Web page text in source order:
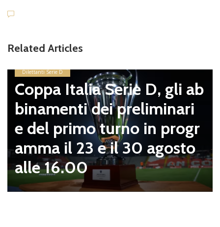
Related Articles
Dilettanti Serie D
Coppa Italia Serie D, gli ab
binamenti dei preliminari
e del primo turno in progr
amma il 23 e il 30 agosto
alle 16.00